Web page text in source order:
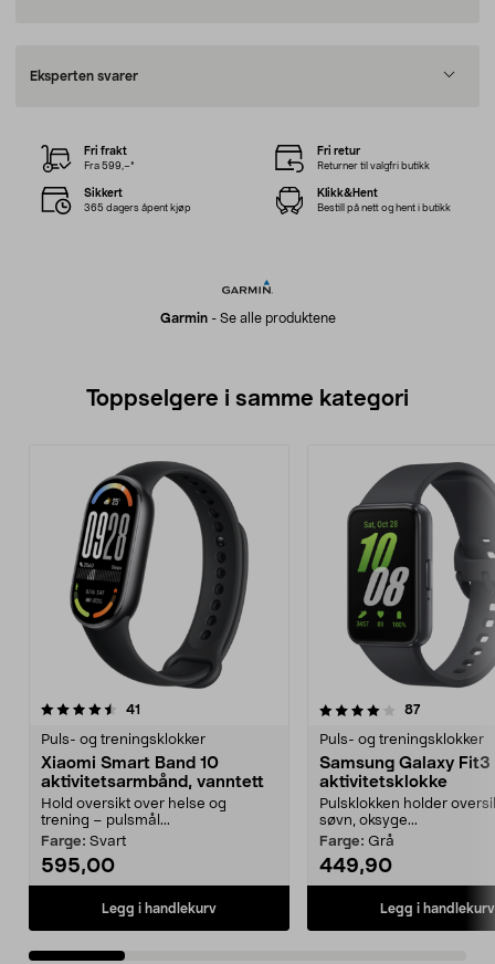
Eksperten svarer
Garmin- Se alle produktene
Fri frakt
Fra 599,–*
Fri retur
Returner til valgfri butikk
Sikkert
365 dagers åpent kjøp
Klikk&Hent
Bestill på nett og hent i butikk
Toppselgere i samme kategori
41
Puls- og treningsklokker
Xiaomi Smart Band 10
aktivitetsarmbånd, vanntett
Hold oversikt over helse og
trening – pulsmål...
Farge: Svart
595,00
Legg i handlekurv
4.0 av 5 stjerner 87
Puls- og treningsklokker
Samsung Galaxy Fit3
aktivitetsklokke
Pulsklokken holder
søvn, oksyge...
Farge: Grå
449,90
Legg i handlekurv
4.5 av 5 stjerner